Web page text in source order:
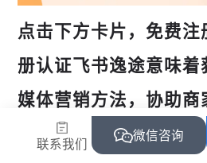
点击下方卡片，免费
册认证飞书逸途意味着
媒体营销方法，协助商
高品牌知名度并增加销
联系我们
微信咨询